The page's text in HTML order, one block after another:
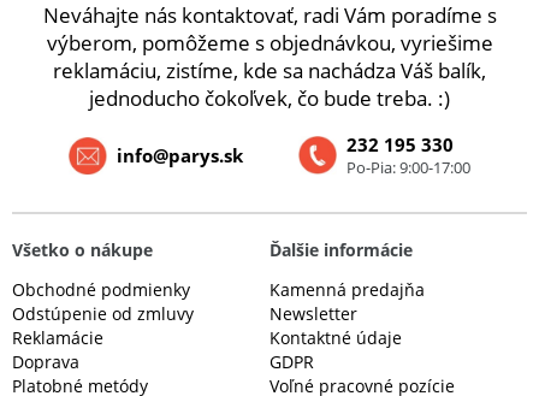
Neváhajte nás kontaktovať, radi Vám poradíme s
výberom, pomôžeme s objednávkou, vyriešime
reklamáciu, zistíme, kde sa nachádza Váš balík,
jednoducho čokoľvek, čo bude treba. :)
232 195 330
Po-Pia: 9:00-17:00
info@parys.sk
Všetko o nákupe
Obchodné podmienky
Odstúpenie od zmluvy
Reklamácie
Doprava
Platobné metódy
Ďalšie informácie
Kamenná predajňa
Newsletter
Kontaktné údaje
GDPR
Voľné pracovné pozície